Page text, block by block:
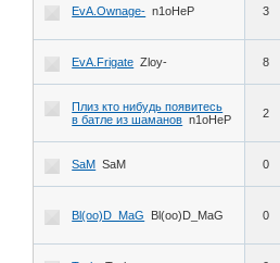
EvA.Ownage- n1oHeP 3
EvA.Frigate Zloy- 8
Плиз кто нибудь появитесь
в батле из шаманов n1oHeP 2
SaM SaM 0
Bl(oo)D_MaG Bl(oo)D_MaG 0